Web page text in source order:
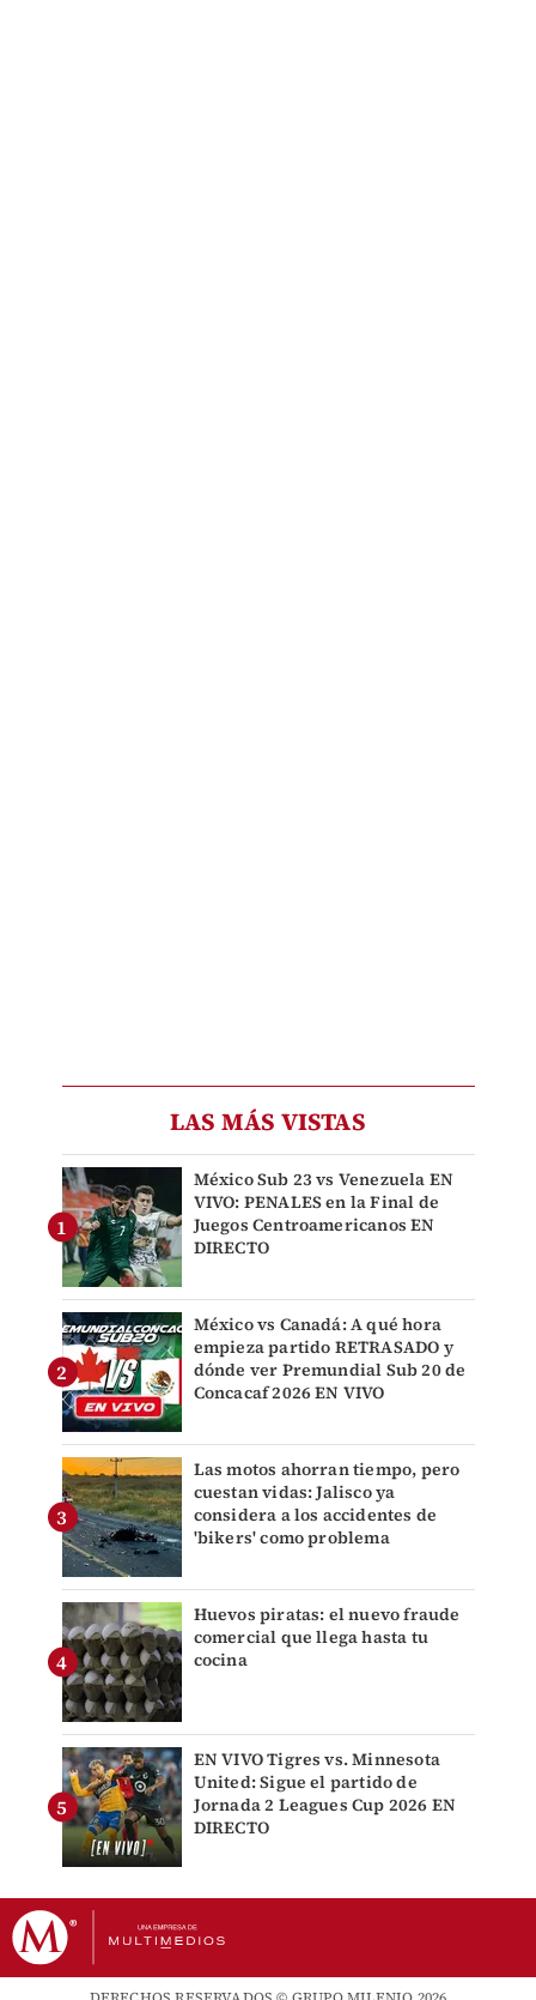
LAS MÁS VISTAS
México Sub 23 vs Venezuela EN
VIVO: PENALES en la Final de
Juegos Centroamericanos EN
DIRECTO
México vs Canadá: A qué hora
empieza partido RETRASADO y
dónde ver Premundial Sub 20 de
Concacaf 2026 EN VIVO
Las motos ahorran tiempo, pero
cuestan vidas: Jalisco ya
considera a los accidentes de
'bikers' como problema
Huevos piratas: el nuevo fraude
comercial que llega hasta tu
cocina
EN VIVO Tigres vs. Minnesota
United: Sigue el partido de
Jornada 2 Leagues Cup 2026 EN
DIRECTO